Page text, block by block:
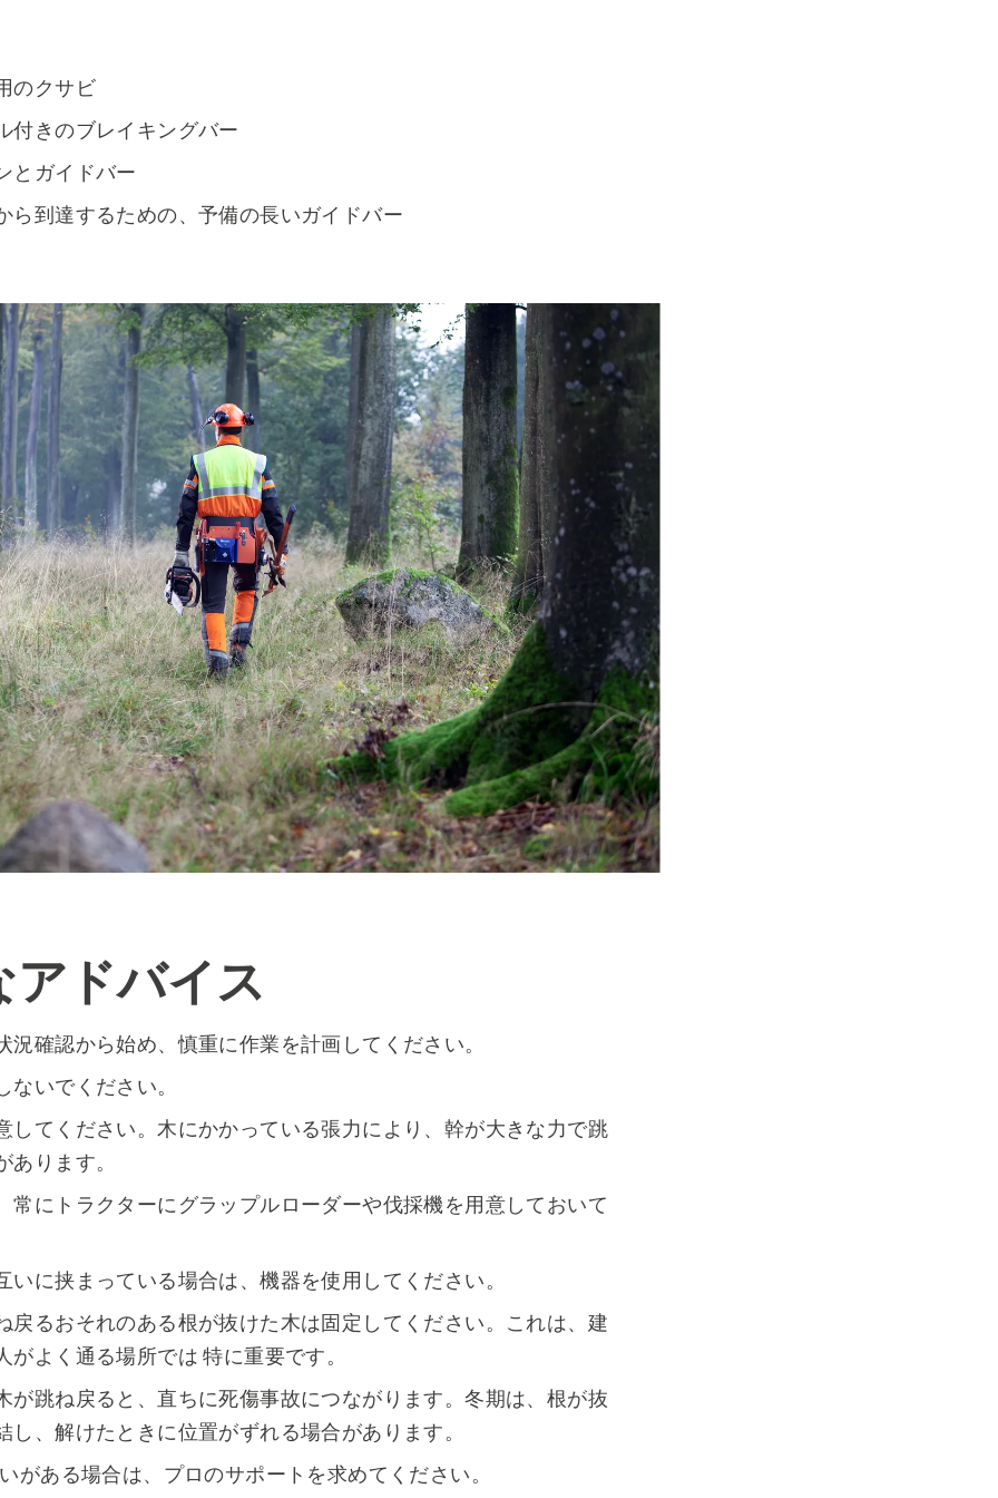
のクサビ
付きのブレイキングバー
とガイドバー
ら到達するための、予備の長いガイドバー
アドバイス
況確認から始め、慎重に作業を計画してください。
ないでください。
してください。木にかかっている張力により、幹が大きな力で跳
あります。
常にトラクターにグラップルローダーや伐採機を用意しておいて
いに挟まっている場合は、機器を使用してください。
戻るおそれのある根が抜けた木は固定してください。これは、建
がよく通る場所では 特に重要です。
が跳ね戻ると、直ちに死傷事故につながります。冬期は、根が抜
し、解けたときに位置がずれる場合があります。
がある場合は、プロのサポートを求めてください。